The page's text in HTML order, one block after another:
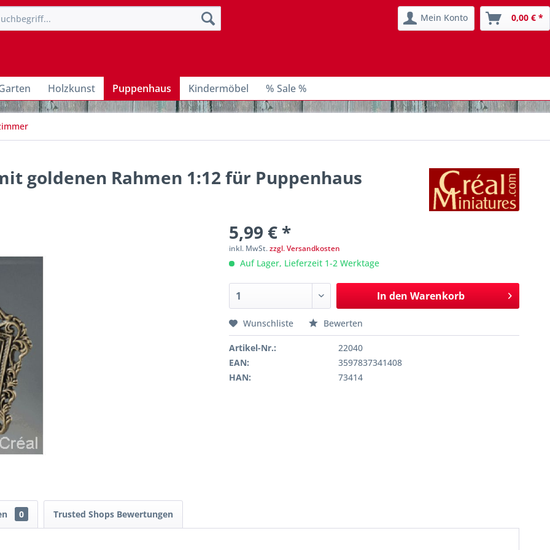
Mein Konto 0,00 € *
Holzkunst Puppenhaus Kindermöbel % Sale %
goldenen Rahmen 1:12 für Puppenhaus
5,99 € *
inkl. MwSt.zzgl. Versandkosten
Auf Lager, Lieferzeit 1-2 Werktage
In den Warenkorb
Wunschliste Bewerten
Artikel-Nr.:
22040
EAN:
3597837341408
HAN:
73414
0 Trusted Shops Bewertungen